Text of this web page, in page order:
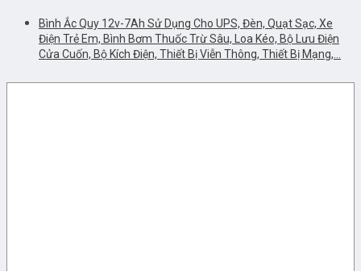
Bình Ắc Quy 12v-7Ah Sử Dụng Cho UPS, Đèn, Quạt Sạc, Xe
Điện Trẻ Em, Bình Bơm Thuốc Trừ Sâu, Loa Kéo, Bộ Lưu Điện
Cửa Cuốn, Bộ Kích Điện, Thiết Bị Viễn Thông, Thiết Bị Mạng,…